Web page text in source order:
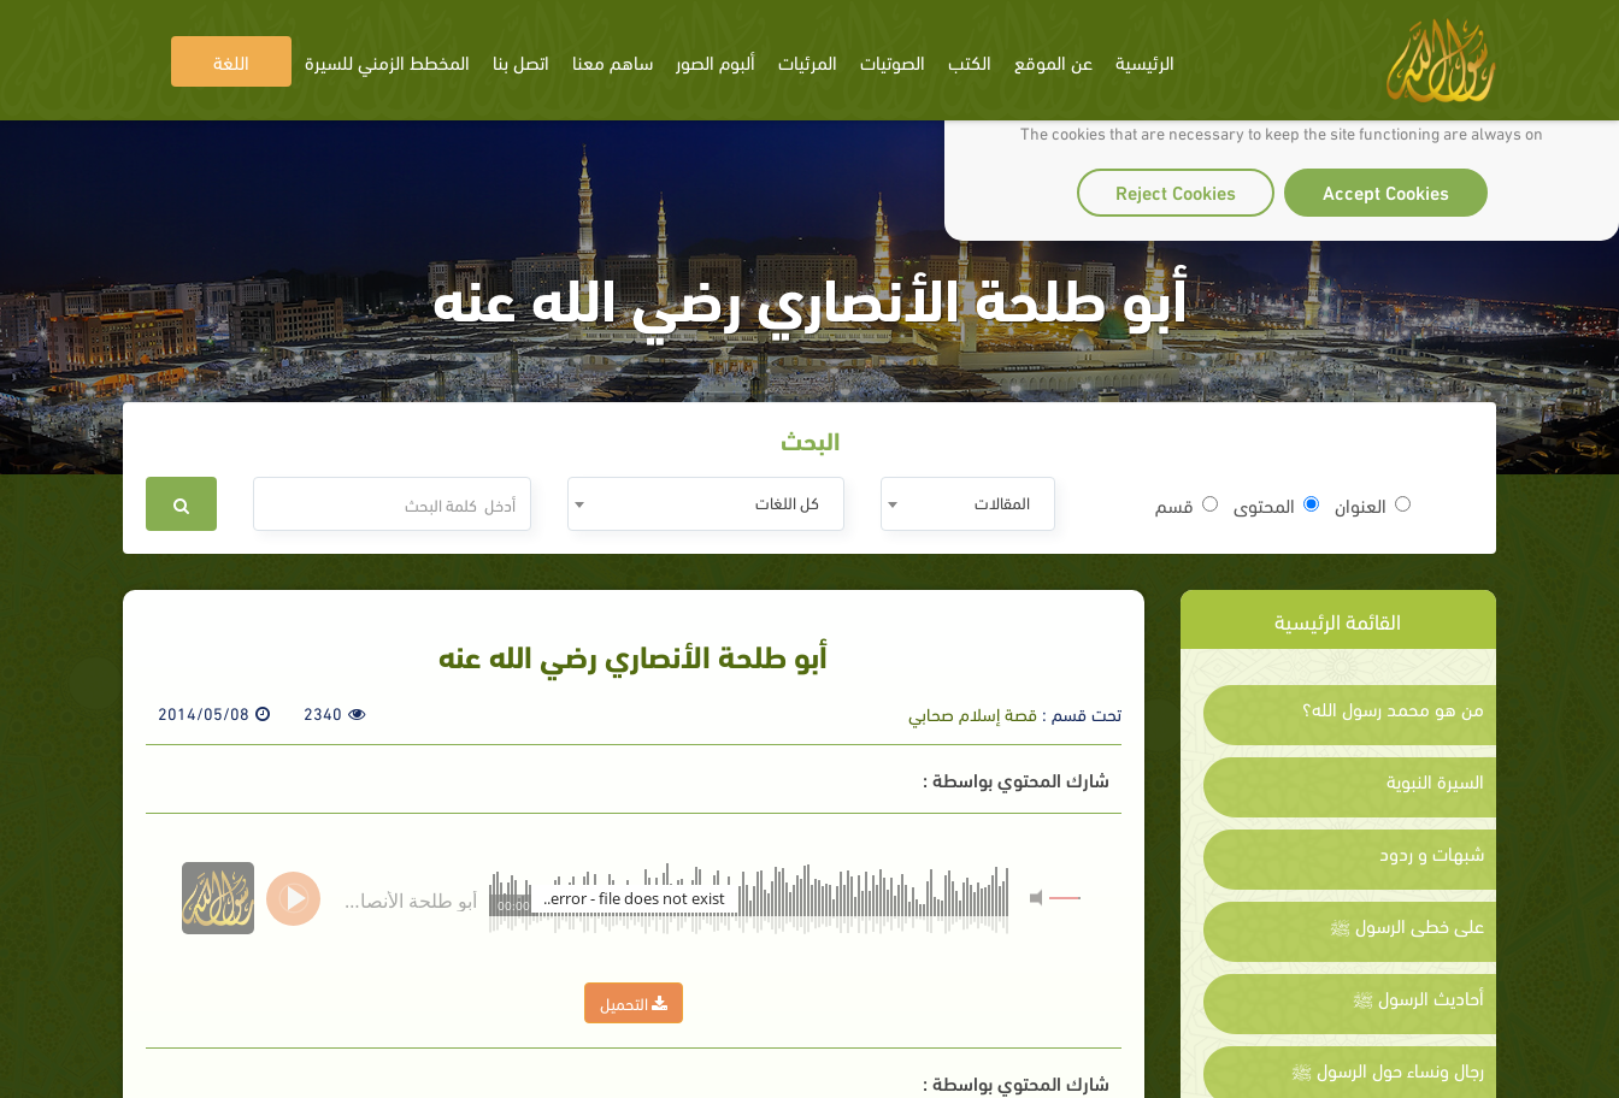
We use cookies to make our site work well for you and so we can continually improve it.
The cookies that are necessary to keep the site functioning are always on
Accept Cookies
Reject Cookies
الرئيسية عن الموقع الكتب الصوتيات المرئيات ألبوم الصور ساهم معنا اتصل بنا المخطط الزمني للسيرة اللغة
أبو طلحة الأنصاري رضي الله عنه
البحث
العنوان المحتوى قسم المقالات كل اللغات
القائمة الرئيسية
من هو محمد رسول الله؟
السيرة النبوية
شبهات و ردود
على خطى الرسول ﷺ
أحاديث الرسول ﷺ
رجال ونساء حول الرسول ﷺ
أبو طلحة الأنصاري رضي الله عنه
تحت قسم :قصة إسلام صحابي 2340
2014/05/08
شارك المحتوي بواسطة :
أبو طلحة الأنصاري رضي الله عنه 00:00 error - file does not exist..
التحميل
شارك المحتوي بواسطة :